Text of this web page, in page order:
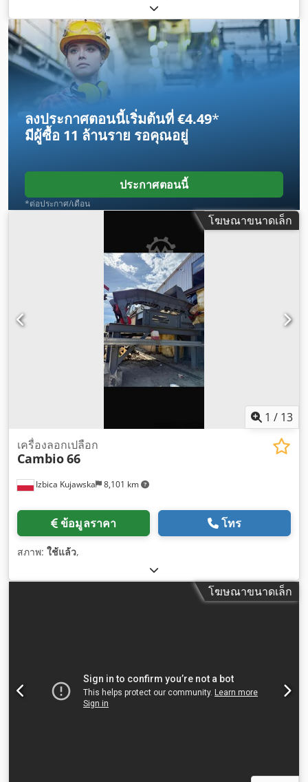
ลงประกาศตอนนี้เริ่มต้นที่ €4.49*
มีผู้ซื้อ 11 ล้านราย รอคุณอยู่
ประกาศตอนนี้
*ต่อประกาศ/เดือน
โฆษณาขนาดเล็ก
1 / 13
Izbica Kujawska 8,101 km
เครื่องลอกเปลือก
Cambio66
ข้อมูลราคา โทร
สภาพ: ใช้แล้ว,
โฆษณาขนาดเล็ก